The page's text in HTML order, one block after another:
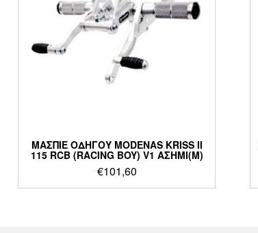
ΜΑΣΠΙΕ ΟΔΗΓΟΥ MODENAS KRISS II
115 RCB (RACING BOY) V1 ΑΣΗΜΙ(M)
€101,60